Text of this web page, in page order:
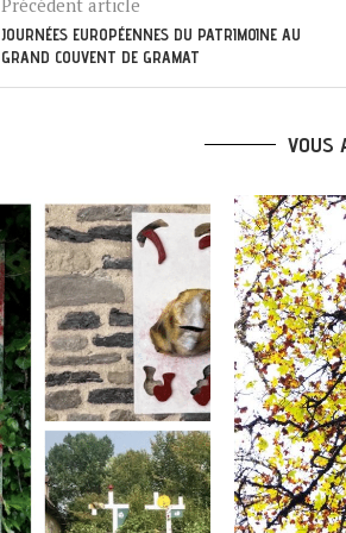
Précédent article
JOURNÉES EUROPÉENNES DU PATRIMOINE AU
GRAND COUVENT DE GRAMAT
VOUS